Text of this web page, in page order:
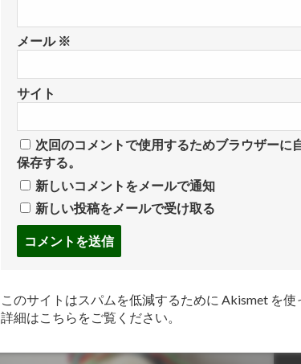
メール ※
サイト
次回のコメントで使用するためブラウザーに
保存する。
新しいコメントをメールで通知
新しい投稿をメールで受け取る
す
る
このサイトはスパムを低減するために Akismet を使
詳細はこちらをご覧ください